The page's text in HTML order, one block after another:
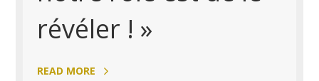
révéler ! »
READ MORE